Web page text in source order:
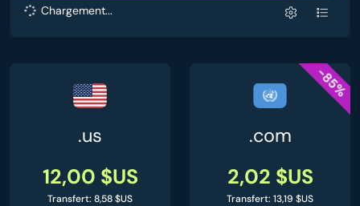
Chargement...
.us
12,00 $US
Transfert: 8,58 $US
-85%
.com
2,02 $US
Transfert: 13,19 $US